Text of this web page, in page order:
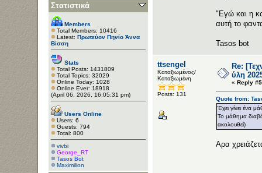
Στατιστικά
Members
Total Members: 10416
Latest: Πρωτεύον Πηνίο Άννα
Βίσση
Stats
Total Posts: 1431809
Total Topics: 32029
Online Today: 1028
Online Ever: 18918
(April 06, 2026, 16:05:31 pm)
Users Online
Users: 6
Guests: 794
Total: 800
vivbi
George_RT
Tasos Bot
Maximilion
"Εγώ και η
αυτή το
Tasos bot
ttsengel
Καταξιωμένος/
Καταξιωμένη
Posts: 131
Re:
ύλη
« Reply
Quote from:
Έχει γίνει ένα
Το μάθημα
ακολουθεί)
Αρα